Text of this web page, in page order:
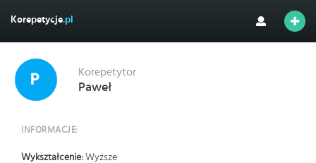
Korepetycje.pl
Korepetytor
Paweł
INFORMACJE:
Wykształcenie: Wyższe